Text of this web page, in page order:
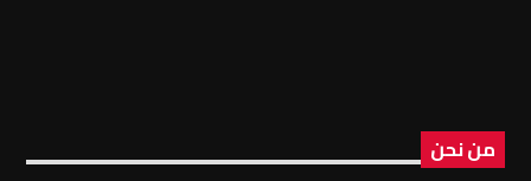
من نحن